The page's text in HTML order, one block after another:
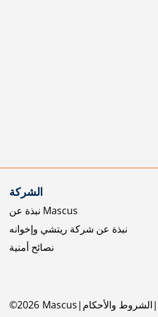
الشركة
نبذة عن Mascus
نبذة عن شركة ريتشي وإخوانه
نصائح أمنية
©2026 Mascus الشروط والأحكام